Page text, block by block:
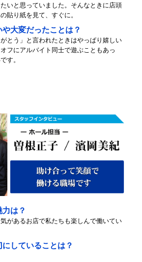
いと思っていました。そんなときに店頭
貼り紙を見て、すぐに。
大変だったことは？
とう」と言われたときはやっぱり嬉しい
フにアルバイト同士で遊ぶこともあっ
す。
は？
があるお店で私たちも楽しんで働いてい
していることは？